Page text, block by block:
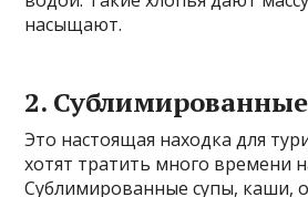
насыщают.
2.
Это настоящая находка для
хотят тратить много времени
Сублимированные супы, каши,